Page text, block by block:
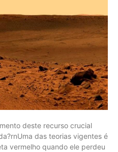
deste recurso crucial
das teorias vigentes é
vermelho quando ele perdeu